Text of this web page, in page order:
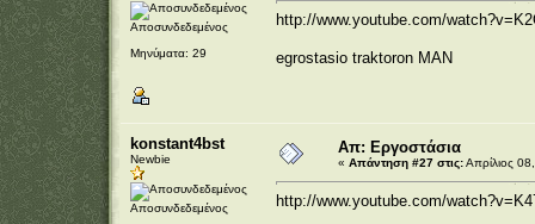
Αποσυνδεδεμένος
Μηνύματα: 29
http://www.youtube.com/
egrostasio traktoron MAN
konstant4bst
Newbie
Αποσυνδεδεμένος
Απ: Εργοστάσια
« Απάντηση #27 στις:Απρίλιος
http://www.youtube.com/